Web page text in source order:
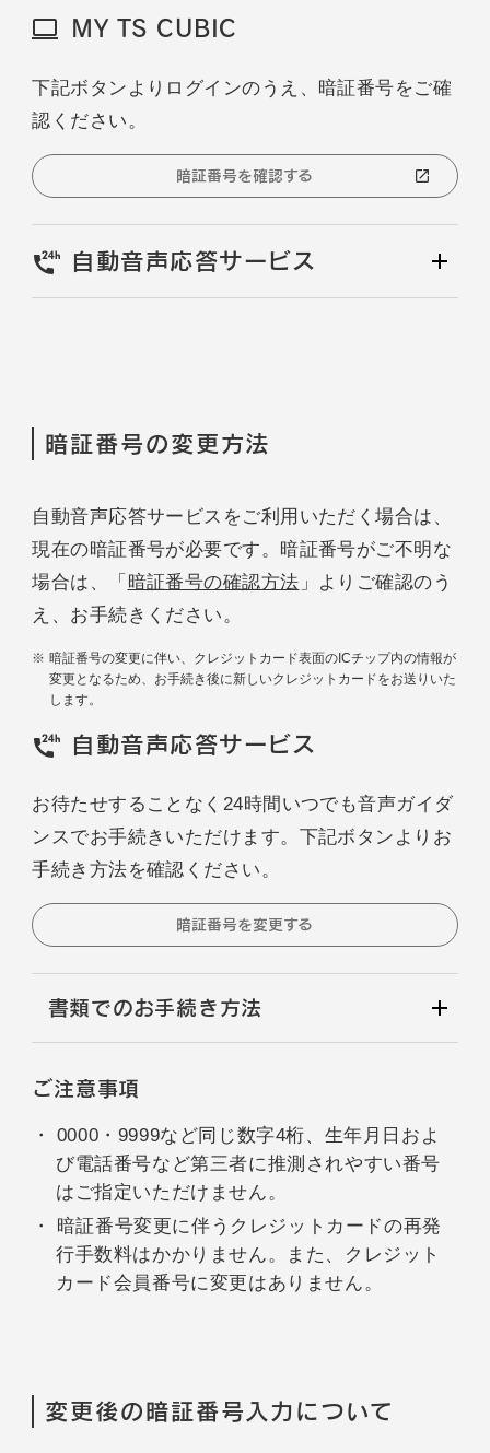
MY TS CUBIC
下記ボタンよりログインのうえ、暗証番号をご確
認ください。
暗証番号を確認する
自動音声応答サービス
暗証番号の変更方法
自動音声応答サービスをご利用いただく場合は、
現在の暗証番号が必要です。暗証番号がご不明な
場合は、「 暗証番号の確認方法 」よりご確認のう
え、お手続きください。
暗証番号の変更に伴い、クレジットカード表面のICチップ内の情報が
変更となるため、お手続き後に新しいクレジットカードをお送りいた
します。
自動音声応答サービス
お待たせすることなく24時間いつでも音声ガイダ
ンスでお手続きいただけます。下記ボタンよりお
手続き方法を確認ください。
暗証番号を変更する
書類でのお手続き方法
ご注意事項
0000・9999など同じ数字4桁、生年月日およ
び電話番号など第三者に推測されやすい番号
はご指定いただけません。
暗証番号変更に伴うクレジットカードの再発
行手数料はかかりません。また、クレジット
カード会員番号に変更はありません。
変更後の暗証番号入力について